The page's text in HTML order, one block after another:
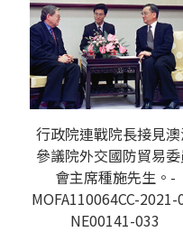
行政院連戰院長接見
參議院外交國防貿易委
會主席種施先生。-
MOFA110064CC-2021-
NE00141-033